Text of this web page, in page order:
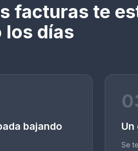
facturas te
los días
bajando
Un
Se